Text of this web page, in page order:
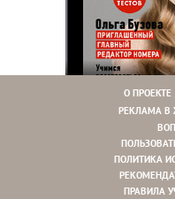
О ПРОЕКТЕ
РЕКЛАМА В
ПОЛИТИКА
ПРАВИЛА